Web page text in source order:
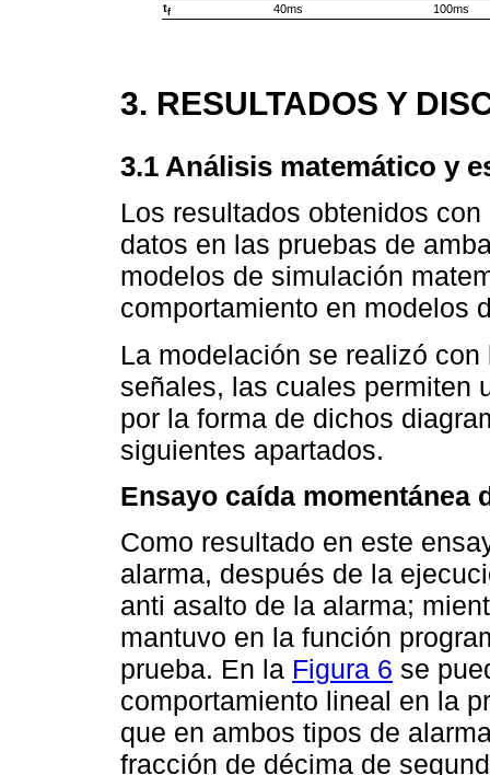
tf 40ms 100ms
3. RESULTADOS Y
3.1 Análisis matemático y
Los resultados obtenidos
datos en las pruebas de
modelos de simulación
comportamiento en modelos
La modelación se realizó
señales, las cuales permiten
por la forma de dichos
siguientes apartados.
Ensayo caída momentánea
Como resultado en este
alarma, después de la
anti asalto de la alarma;
mantuvo en la función
prueba. En la Figura 6 se
comportamiento lineal en la
que en ambos tipos de
fracción de décima de